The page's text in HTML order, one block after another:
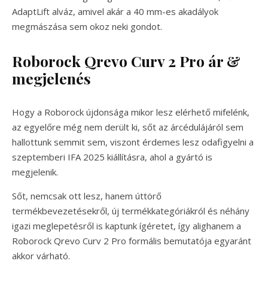
AdaptLift alváz, amivel akár a 40 mm-es akadályok
megmászása sem okoz neki gondot.
Roborock Qrevo Curv 2 Pro ár &
megjelenés
Hogy a Roborock újdonsága mikor lesz elérhető mifelénk,
az egyelőre még nem derült ki, sőt az árcédulájáról sem
hallottunk semmit sem, viszont érdemes lesz odafigyelni a
szeptemberi IFA 2025 kiállításra, ahol a gyártó is
megjelenik.
Sőt, nemcsak ott lesz, hanem úttörő
termékbevezetésekről, új termékkategóriákról és néhány
igazi meglepetésről is kaptunk ígéretet, így alighanem a
Roborock Qrevo Curv 2 Pro formális bemutatója egyaránt
akkor várható.